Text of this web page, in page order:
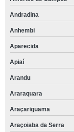
Andradina
Anhembi
Aparecida
Apiaí
Arandu
Araraquara
Araçariguama
Araçoiaba da Serra